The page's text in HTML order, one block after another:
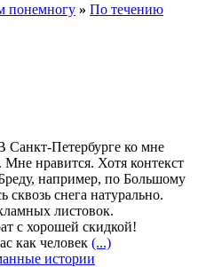
понемногу » По течению
Санкт-Петербурге ко мне
нравится. Хотя контекст
например, по Большому
снега натурально.
листовок.
с хорошей скидкой!
как человек (...)
истории